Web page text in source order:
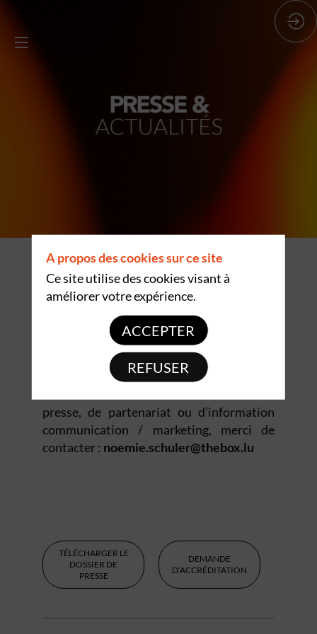
Cinq jours pour découvrir les tendances,
les savoir-faire et les innovations qui
façonnent les secteurs de la gastronomie,
de l’hôtellerie et des métiers de bouche à
l’occasion du salon Expogast.
Vous êtes journaliste ou média exposant ?
presse, de partenariat ou d’information
communication / marketing, merci de
contacter : noemie.schuler@thebox.lu
TÉLÉCHARGER LE
DOSSIER DE
PRESSE
DEMANDE
D’ACCRÉDITATION
A propos des cookies sur ce site
Ce site utilise des cookies visant à
améliorer votre expérience.
ACCEPTER
REFUSER